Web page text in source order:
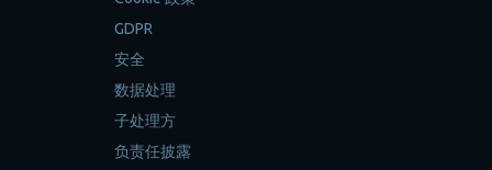
GDPR
安全
数据处理
子处理方
负责任披露